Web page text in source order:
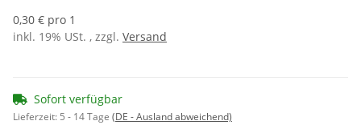
0,30 € pro 1
inkl. 19% USt. , zzgl. Versand
Sofort verfügbar
Lieferzeit: 5 - 14 Tage (DE - Ausland abweichend)